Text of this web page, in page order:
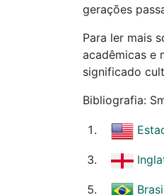
gerações
Para ler mais
acadêmicas e
significado
Bibliografia: